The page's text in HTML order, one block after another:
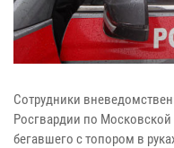
Сотрудники
Росгвардии по
бегавшего с топором в